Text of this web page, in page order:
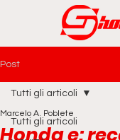
Post
Tutti gli articoli
Tutti gli articoli
Marcelo A. Poblete